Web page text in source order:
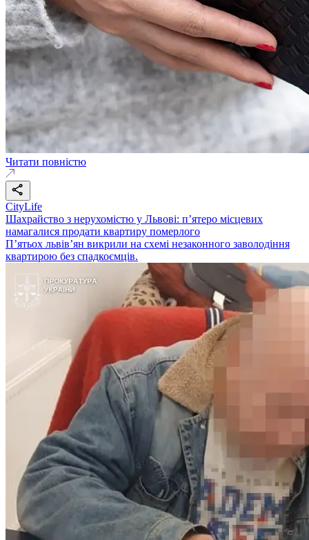
Читати повністю
CityLife
Шахрайство з нерухомістю у Львові: п’ятеро місцевих
намагалися продати квартиру померлого
П’ятьох львів’ян викрили на схемі незаконного заволодіння
квартирою без спадкоємців.